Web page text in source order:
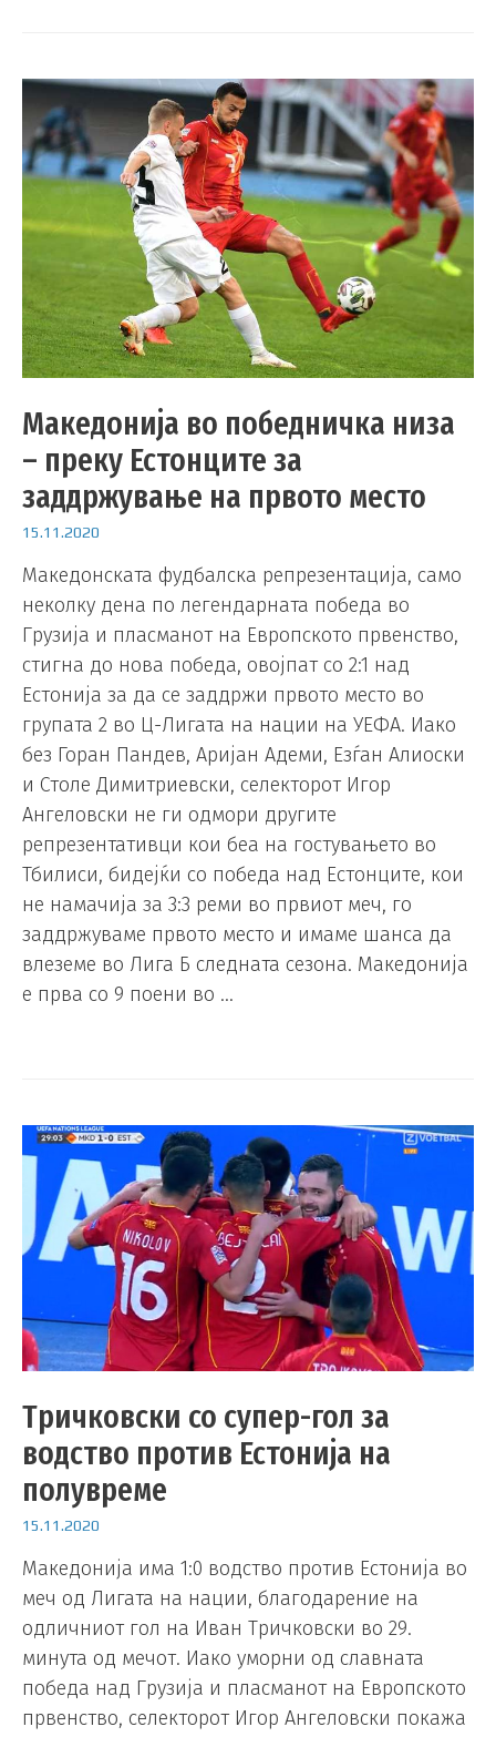
Македонија во победничка низа
– преку Естонците за
заддржување на првото место
15.11.2020
Македонската фудбалска репрезентација, само
неколку дена по легендарната победа во
Грузија и пласманот на Европското првенство,
стигна до нова победа, овојпат со 2:1 над
Естонија за да се заддржи првото место во
групата 2 во Ц-Лигата на нации на УЕФА. Иако
без Горан Пандев, Аријан Адеми, Езѓан Алиоски
и Столе Димитриевски, селекторот Игор
Ангеловски не ги одмори другите
репрезентативци кои беа на гостувањето во
Тбилиси, бидејќи со победа над Естонците, кои
не намачија за 3:3 реми во првиот меч, го
заддржуваме првото место и имаме шанса да
влеземе во Лига Б следната сезона. Македонија
е прва со 9 поени во …
Тричковски со супер-гол за
водство против Естонија на
полувреме
15.11.2020
Македонија има 1:0 водство против Естонија во
меч од Лигата на нации, благодарение на
одличниот гол на Иван Тричковски во 29.
минута од мечот. Иако уморни од славната
победа над Грузија и пласманот на Европското
првенство, селекторот Игор Ангеловски покажа